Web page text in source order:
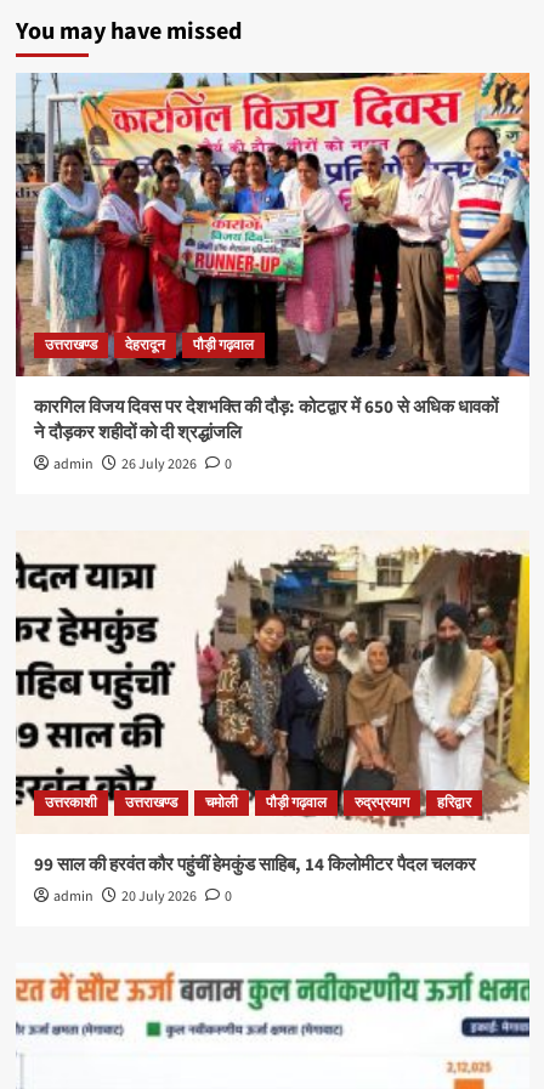
You may have missed
उत्तराखण्ड देहरादून पौड़ी गढ़वाल
कारगिल विजय दिवस पर देशभक्ति की दौड़: कोटद्वार में 650 से अधिक धावकों
ने दौड़कर शहीदों को दी श्रद्धांजलि
admin 26 July 2026 0
उत्तरकाशी उत्तराखण्ड चमोली पौड़ी गढ़वाल रुद्रप्रयाग हरिद्वार
99 साल की हरवंत कौर पहुंचीं हेमकुंड साहिब, 14 किलोमीटर पैदल चलकर
admin 20 July 2026 0